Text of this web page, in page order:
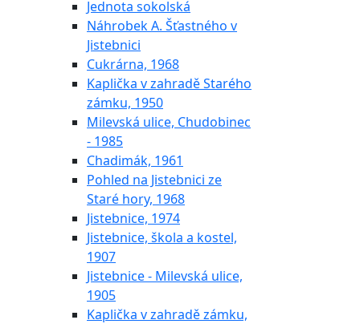
Jednota sokolská
Náhrobek A. Šťastného v
Jistebnici
Cukrárna, 1968
Kaplička v zahradě Starého
zámku, 1950
Milevská ulice, Chudobinec
- 1985
Chadimák, 1961
Pohled na Jistebnici ze
Staré hory, 1968
Jistebnice, 1974
Jistebnice, škola a kostel,
1907
Jistebnice - Milevská ulice,
1905
Kaplička v zahradě zámku,